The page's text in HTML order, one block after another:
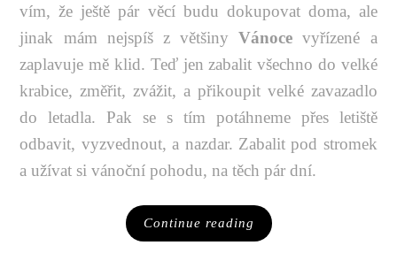
vím, že ještě pár věcí budu dokupovat doma, ale
jinak mám nejspíš z většinyVánoce vyřízené a
zaplavuje mě klid. Teď jen zabalit všechno do velké
krabice, změřit, zvážit, a přikoupit velké zavazadlo
do letadla. Pak se s tím potáhneme přes letiště
odbavit, vyzvednout, a nazdar. Zabalit pod stromek
a užívat si vánoční pohodu, na těch pár dní.
Continue reading